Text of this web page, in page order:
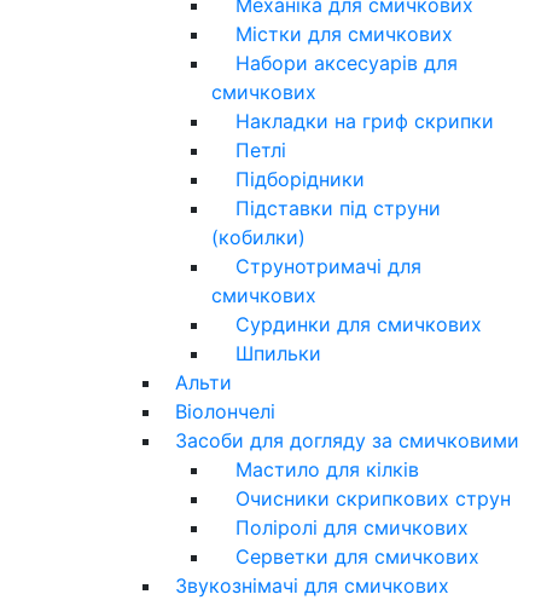
Містки для смичкових
Набори аксесуарів для
смичкових
Накладки на гриф скрипки
Петлі
Підборідники
Підставки під струни
(кобилки)
Струнотримачі для
смичкових
Сурдинки для смичкових
Шпильки
Альти
Віолончелі
Засоби для догляду за смичковими
Мастило для кілків
Очисники скрипкових струн
Поліролі для смичкових
Серветки для смичкових
Звукознімачі для смичкових